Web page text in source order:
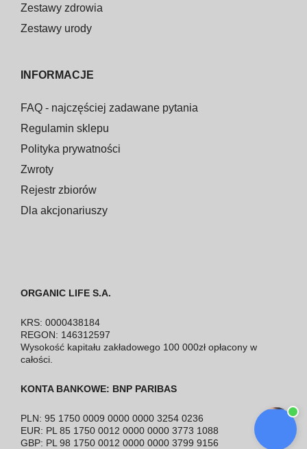
Zestawy zdrowia
Zestawy urody
INFORMACJE
FAQ - najczęściej zadawane pytania
Regulamin sklepu
Polityka prywatności
Zwroty
Rejestr zbiorów
Dla akcjonariuszy
ORGANIC LIFE S.A.
KRS: 0000438184
REGON: 146312597
Wysokość kapitału zakładowego 100 000zł opłacony w
całości.
KONTA BANKOWE: BNP PARIBAS
PLN: 95 1750 0009 0000 0000 3254 0236
EUR: PL 85 1750 0012 0000 0000 3773 1088
GBP: PL 98 1750 0012 0000 0000 3799 9156